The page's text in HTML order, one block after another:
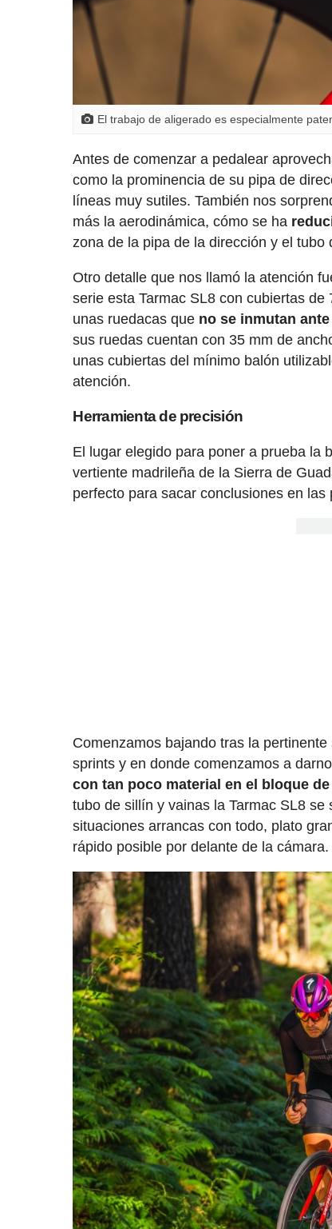
El trabajo de aligerado es especialmente
Antes de comenzar a pedalear
como la prominencia de su pipa de
líneas muy sutiles. También nos
más la aerodinámica, cómo se ha
zona de la pipa de la dirección y el
Otro detalle que nos llamó la atención
serie esta Tarmac SL8 con cubiertas
unas ruedacas que no se inmutan
sus ruedas cuentan con 35 mm de
unas cubiertas del mínimo balón
atención.
Herramienta de precisión
El lugar elegido para poner a prueba la
vertiente madrileña de la Sierra de
perfecto para sacar conclusiones en
Comenzamos bajando tras la
sprints y en donde comenzamos a
con tan poco material en el bloque
tubo de sillín y vainas la Tarmac SL8
situaciones arrancas con todo, plato
rápido posible por delante de la cámara.